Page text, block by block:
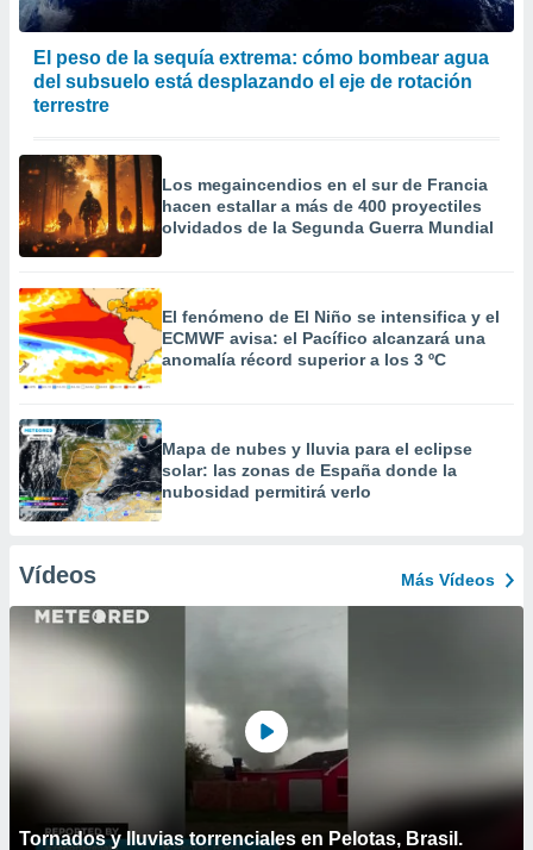
El peso de la sequía extrema: cómo bombear agua
del subsuelo está desplazando el eje de rotación
terrestre
Los megaincendios en el sur de Francia
hacen estallar a más de 400 proyectiles
olvidados de la Segunda Guerra Mundial
El fenómeno de El Niño se intensifica y el
ECMWF avisa: el Pacífico alcanzará una
anomalía récord superior a los 3 ºC
Mapa de nubes y lluvia para el eclipse
solar: las zonas de España donde la
nubosidad permitirá verlo
Vídeos Más Vídeos
Tornados y lluvias torrenciales en Pelotas, Brasil.